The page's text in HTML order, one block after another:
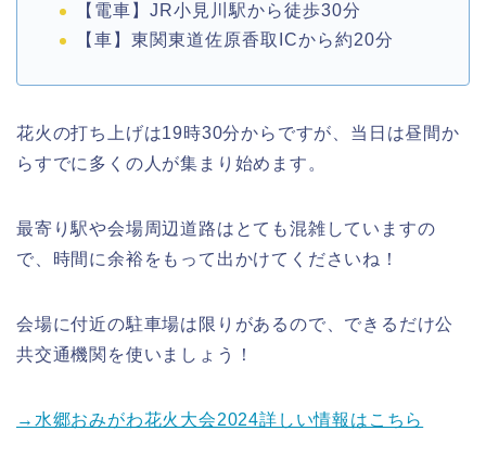
【電車】JR小見川駅から徒歩30分
【車】東関東道佐原香取ICから約20分
花火の打ち上げは19時30分からですが、当日は昼間か
らすでに多くの人が集まり始めます。
最寄り駅や会場周辺道路はとても混雑していますの
で、時間に余裕をもって出かけてくださいね！
会場に付近の駐車場は限りがあるので、できるだけ公
共交通機関を使いましょう！
→水郷おみがわ花火大会2024詳しい情報はこちら